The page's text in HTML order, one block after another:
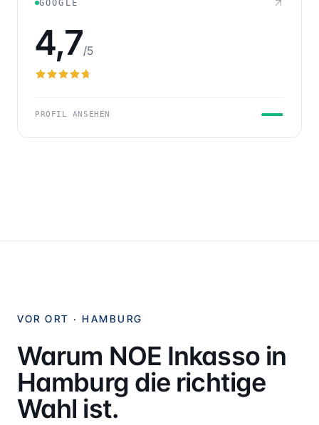
GOOGLE
4,7/5
PROFIL ANSEHEN
VOR ORT ·HAMBURG
Warum NOE Inkasso in
Hamburg die richtige
Wahl ist.